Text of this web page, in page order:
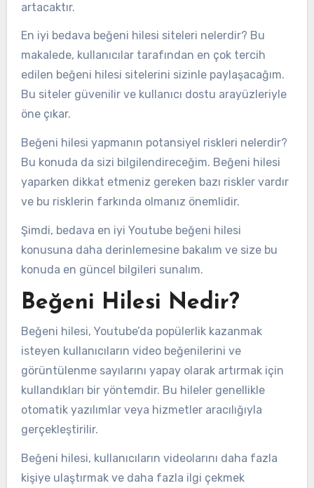
artacaktır.
En iyi bedava beğeni hilesi siteleri nelerdir? Bu
makalede, kullanıcılar tarafından en çok tercih
edilen beğeni hilesi sitelerini sizinle paylaşacağım.
Bu siteler güvenilir ve kullanıcı dostu arayüzleriyle
öne çıkar.
Beğeni hilesi yapmanın potansiyel riskleri nelerdir?
Bu konuda da sizi bilgilendireceğim. Beğeni hilesi
yaparken dikkat etmeniz gereken bazı riskler vardır
ve bu risklerin farkında olmanız önemlidir.
Şimdi, bedava en iyi Youtube beğeni hilesi
konusuna daha derinlemesine bakalım ve size bu
konuda en güncel bilgileri sunalım.
Beğeni Hilesi Nedir?
Beğeni hilesi, Youtube’da popülerlik kazanmak
isteyen kullanıcıların video beğenilerini ve
görüntülenme sayılarını yapay olarak artırmak için
kullandıkları bir yöntemdir. Bu hileler genellikle
otomatik yazılımlar veya hizmetler aracılığıyla
gerçekleştirilir.
Beğeni hilesi, kullanıcıların videolarını daha fazla
kişiye ulaştırmak ve daha fazla ilgi çekmek